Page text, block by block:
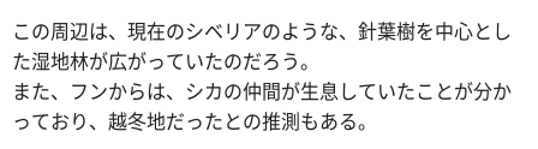
この周辺は、現在のシベリアのような、針葉樹を中心とし
た湿地林が広がっていたのだろう。
また、フンからは、シカの仲間が生息していたことが分か
っており、越冬地だったとの推測もある。